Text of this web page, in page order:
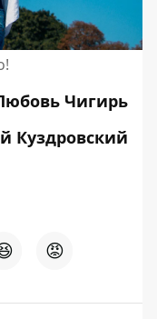
Чигирь
Куздровский
😡